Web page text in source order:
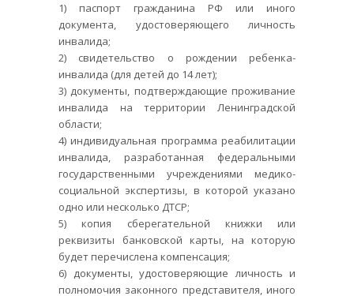
1) паспорт гражданина РФ или иного
документа, удостоверяющего личность
инвалида;
2) свидетельство о рождении ребенка-
инвалида (для детей до 14 лет);
3) документы, подтверждающие проживание
инвалида на территории Ленинградской
области;
4) индивидуальная программа реабилитации
инвалида, разработанная федеральными
государственными учреждениями медико-
социальной экспертизы, в которой указано
одно или несколько ДТСР;
5) копия сберегательной книжки или
реквизиты банковской карты, на которую
будет перечислена компенсация;
6) документы, удостоверяющие личность и
полномочия законного представителя, иного